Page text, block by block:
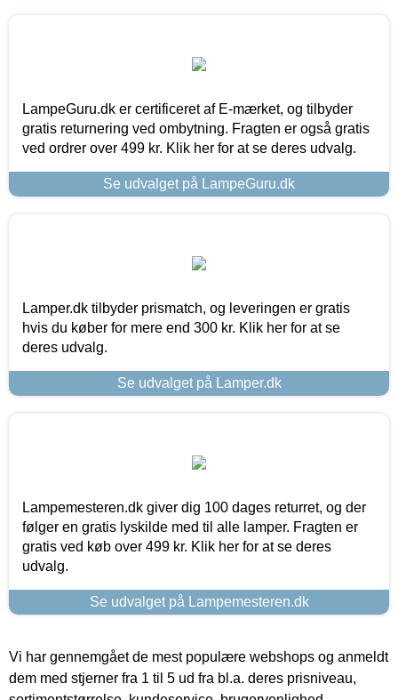
LampeGuru.dk er certificeret af E-mærket, og tilbyder
gratis returnering ved ombytning. Fragten er også gratis
ved ordrer over 499 kr. Klik her for at se deres udvalg.
Se udvalget på LampeGuru.dk
Lamper.dk tilbyder prismatch, og leveringen er gratis
hvis du køber for mere end 300 kr. Klik her for at se
deres udvalg.
Se udvalget på Lamper.dk
Lampemesteren.dk giver dig 100 dages returret, og der
følger en gratis lyskilde med til alle lamper. Fragten er
gratis ved køb over 499 kr. Klik her for at se deres
udvalg.
Se udvalget på Lampemesteren.dk
Vi har gennemgået de mest populære webshops og anmeldt
dem med stjerner fra 1 til 5 ud fra bl.a. deres prisniveau,